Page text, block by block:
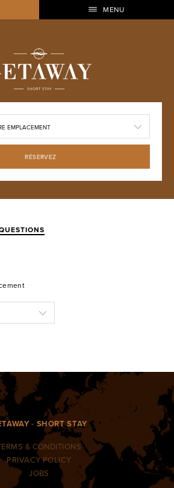
MENU
RÉSERVEZ
- SHORT STAY
& CONDITIONS
PRIVACY POLICY
JOBS